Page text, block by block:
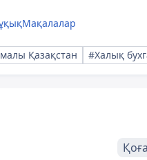
Мақалалар
Қазақстан #Халық